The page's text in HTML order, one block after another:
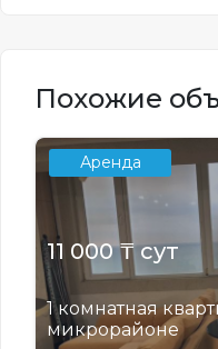
Похожие
Аренда
11 000 ₸ сут
1 комнатная
микрорайоне